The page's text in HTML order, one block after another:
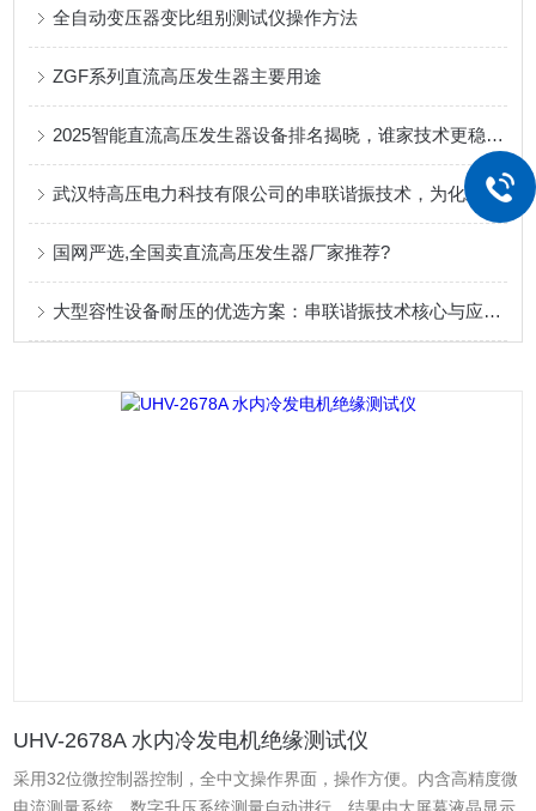
全自动变压器变比组别测试仪操作方法
ZGF系列直流高压发生器主要用途
2025智能直流高压发生器设备排名揭晓，谁家技术更稳、服务更近？
武汉特高压电力科技有限公司的串联谐振技术，为化工生产保驾护航
国网严选,全国卖直流高压发生器厂家推荐?
大型容性设备耐压的优选方案：串联谐振技术核心与应用实践
UHV-2678A 水内冷发电机绝缘测试仪
采用32位微控制器控制，全中文操作界面，操作方便。内含高精度微